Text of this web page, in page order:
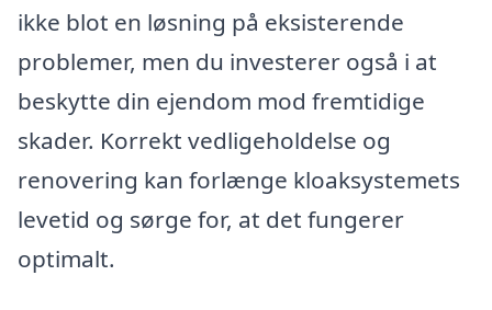
ikke blot en løsning på eksisterende
problemer, men du investerer også i at
beskytte din ejendom mod fremtidige
skader. Korrekt vedligeholdelse og
renovering kan forlænge kloaksystemets
levetid og sørge for, at det fungerer
optimalt.